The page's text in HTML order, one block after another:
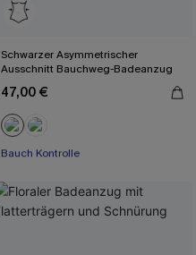
Schwarzer Asymmetrischer
Ausschnitt Bauchweg-Badeanzug
47,00 €
Mit Gratis-Maßband
Bauch Kontrolle